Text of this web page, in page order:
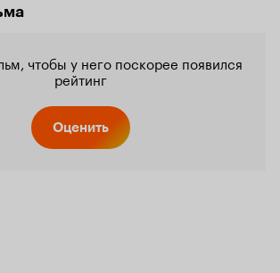
чтобы у него поскорее появился
рейтинг
Оценить